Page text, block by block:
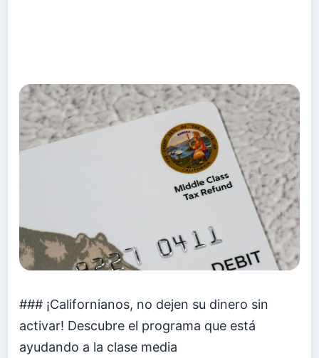
### ¡Californianos, no dejen su dinero sin
activar! Descubre el programa que está
ayudando a la clase media